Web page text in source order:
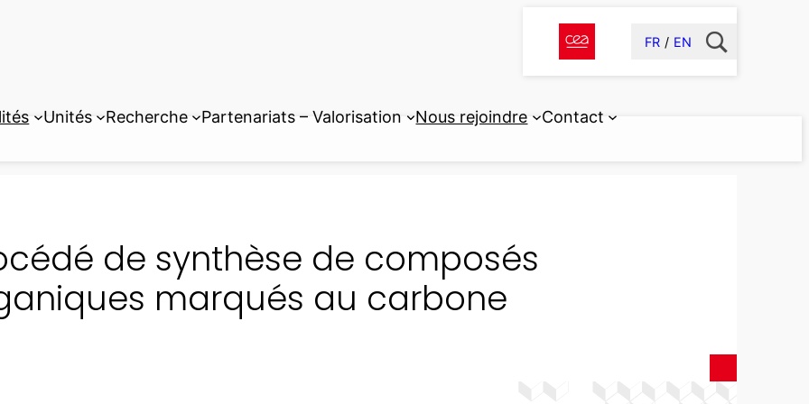
FR EN
Unités Recherche Partenariats – Valorisation Nous rejoindre Contact
de synthèse de composés
marqués au carbone